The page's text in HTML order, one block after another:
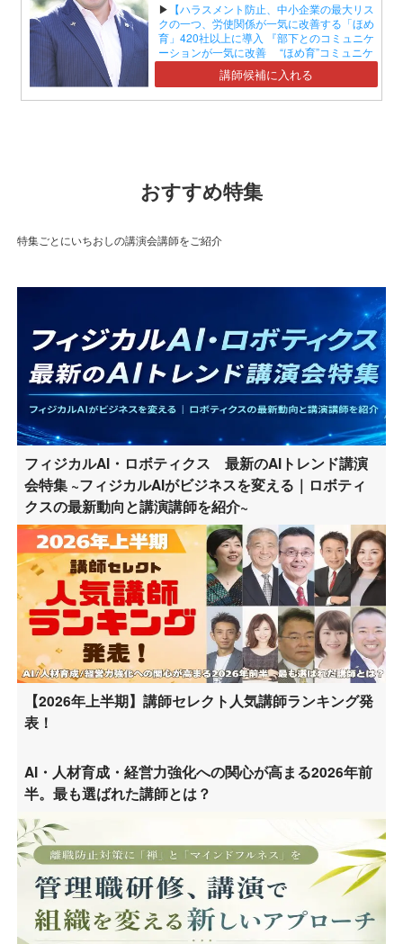
▶ 【ハラスメント防止、中小企業の最大リス
クの一つ、労使関係が一気に改善する「ほめ
育」420社以上に導入 『部下とのコミュニケ
ーションが一気に改善 “ほめ育”コミュニケ
ーションセミナー』】講師候補に入れる
おすすめ特集
特集ごとにいちおしの講演会講師をご紹介
フィジカルAI・ロボティクス 最新のAIトレンド講演
会特集 ~フィジカルAIがビジネスを変える｜ロボティ
クスの最新動向と講演講師を紹介~
【2026年上半期】講師セレクト人気講師ランキング発
表！
AI・人材育成・経営力強化への関心が高まる2026年前
半。最も選ばれた講師とは？